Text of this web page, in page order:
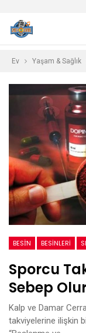
Ev Yaşam & Sağlık
BESİN BESINLERI
Sporcu
Sebep
Kalp ve Damar
takviyelerine ilişkin